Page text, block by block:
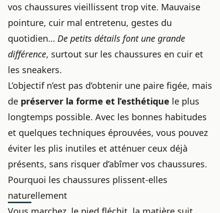
vos chaussures vieillissent trop vite. Mauvaise
pointure, cuir mal entretenu, gestes du
quotidien… De petits détails font une grande
différence, surtout sur les chaussures en cuir et
les sneakers.
L’objectif n’est pas d’obtenir une paire figée, mais
de préserver la forme et l’esthétique le plus
longtemps possible. Avec les bonnes habitudes
et quelques techniques éprouvées, vous pouvez
éviter les plis inutiles et atténuer ceux déjà
présents, sans risquer d’abîmer vos chaussures.
Pourquoi les chaussures plissent-elles
naturellement